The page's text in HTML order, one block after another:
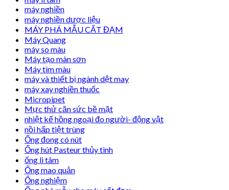
máy nghiền
máy nghiền dược liệu
MÁY PHÁ MẪU CẤT ĐẠM
Máy Quang
máy so màu
Máy tạo màn sơn
Máy tìm màu
máy và thiết bị ngành dệt may
máy xay nghiền thuốc
Micropipet
Mực thử căn sức bề mặt
nhiệt kế hồng ngoại đo người- động vật
nồi hấp tiệt trùng
Ống đong có nút
Ống hút Pasteur thủy tinh
ống li tâm
Ống mao quản
Ống nghiệm